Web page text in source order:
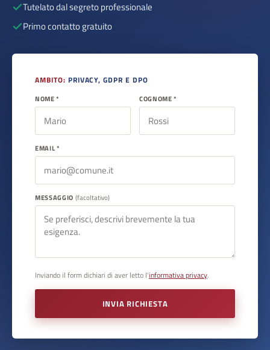
Tutelato dal segreto professionale
Primo contatto gratuito
AMBITO: PRIVACY, GDPR E DPO
NOME * COGNOME *
EMAIL *
MESSAGGIO (facoltativo)
Inviando il form dichiari di aver letto l'informativa privacy.
INVIA RICHIESTA